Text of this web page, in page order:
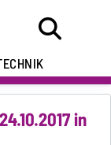
in